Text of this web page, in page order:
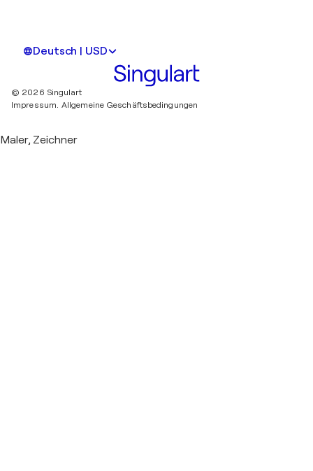
Deutsch | USD
© 2026 Singulart
Impressum. Allgemeine Geschäftsbedingungen
Maler, Zeichner